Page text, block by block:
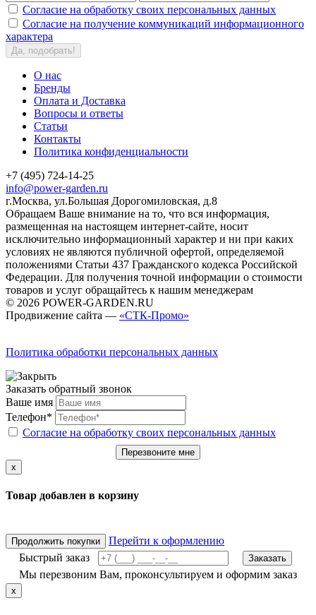
Согласие на обработку своих персональных данных
Согласие на получение коммуникаций информационного
характера
Да, подобрать!
О нас
Бренды
Оплата и Доставка
Вопросы и ответы
Статьи
Контакты
Политика конфиденциальности
+7 (495) 724-14-25
info@power-garden.ru
г.Москва, ул.Большая Дорогомиловская, д.8
Обращаем Ваше внимание на то, что вся информация,
размещенная на настоящем интернет-сайте, носит
исключительно информационный характер и ни при каких
условиях не являются публичной офертой, определяемой
положениями Статьи 437 Гражданского кодекса Российской
Федерации. Для получения точной информации о стоимости
товаров и услуг обращайтесь к нашим менеджерам
© 2026 POWER-GARDEN.RU
Продвижение сайта — «СТК-Промо»
Политика обработки персональных данных
Заказать обратный звонок
Ваше имя
Телефон*
Согласие на обработку своих персональных данных
Перезвоните мне
x
Товар добавлен в корзину
Продолжить покупки
Перейти к оформлению
Быстрый заказ
Заказать
Мы перезвоним Вам, проконсультируем и оформим заказ
x